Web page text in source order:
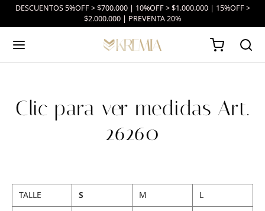
DESCUENTOS 5%OFF > $700.000 | 10%OFF > $1.000.000 | 15%OFF >
$2.000.000 | PREVENTA 20%
Clic para ver medidas Art.
26260
TALLE S M
L